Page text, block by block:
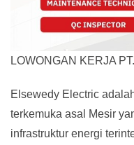
LOWONGAN KERJA
Elsewedy Electric
terkemuka asal Mesir
infrastruktur energi